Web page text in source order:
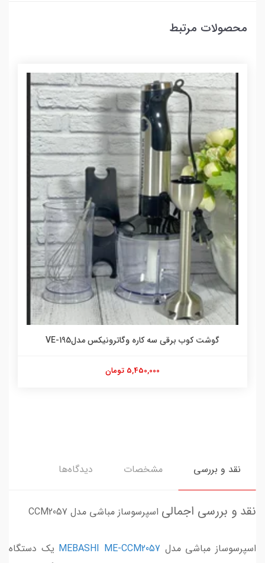
محصولات مرتبط
گوشت کوب برقی سه کاره وگاترونیکس مدلVE-195
5,450,000 تومان
نقد و بررسی مشخصات دیدگاه‌ها
نقد و بررسی اجمالی اسپرسوساز مباشی مدل CCM2057
اسپرسوساز مباشی مدل MEBASHI ME-CCM2057 یک دستگاه